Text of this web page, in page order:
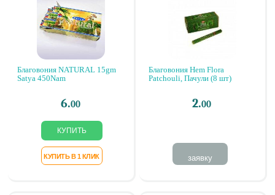
Благовония NATURAL 15gm
Satya 450Nam
6.00
Благовония Hem Flora
Patchouli, Пачули (8 шт)
2.00
заявку